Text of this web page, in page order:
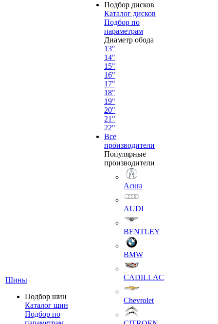
Шины
Подбор шин
Каталог шин
Подбор по
Подбор дисков
Каталог дисков
Подбор по
параметрам
Диаметр обода
13"
14"
15"
16"
17"
18"
19"
20"
21"
22"
Все
производители
Популярные
производители
Acura
AUDI
BENTLEY
BMW
CADILLAC
Chevrolet